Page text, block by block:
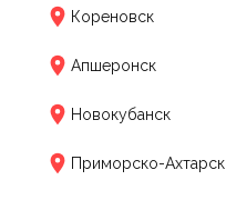
Кореновск
Апшеронск
Новокубанск
Приморско-Ахтарск